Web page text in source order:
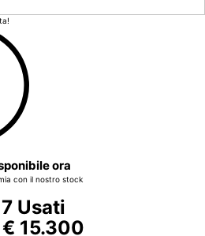
ora
con il nostro stock
Usati
€ 15.300